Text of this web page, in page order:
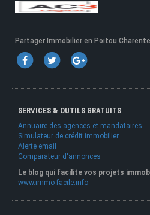
Partager Immobilier en Poitou
SERVICES & OUTILS GRATUITS
Annuaire des agences et mandataires
Simulateur de crédit immobilier
Alerte email
Comparateur d'annonces
Le blog qui facilite vos projets
www.immo-facile.info